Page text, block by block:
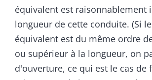
équivalent est raisonnablement
longueur de cette conduite. (Si
équivalent est du même ordre
ou supérieur à la longueur, on
d'ouverture, ce qui est le cas de